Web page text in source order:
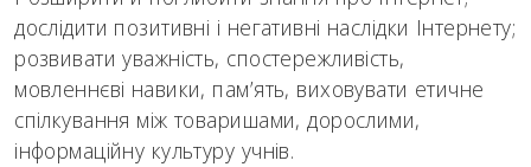
дослідити позитивні і негативні наслідки Інтернету;
розвивати уважність, спостережливість,
мовленнєві навики, пам’ять, виховувати етичне
спілкування між товаришами, дорослими,
інформаційну культуру учнів.